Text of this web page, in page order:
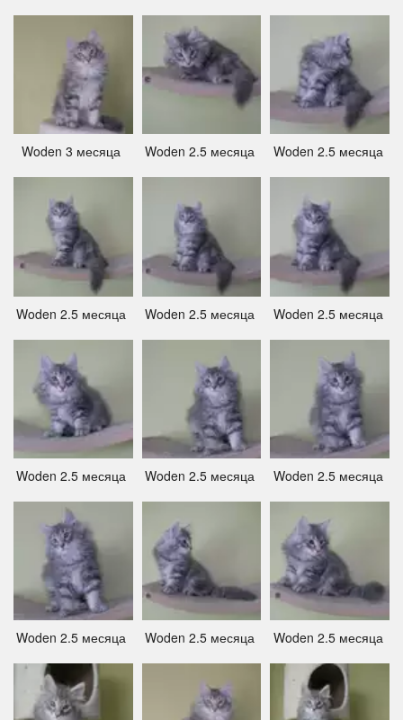
Woden 3 месяца ­ Woden 2.5 месяца ­ Woden 2.5 месяца ­
Woden 2.5 месяца ­ Woden 2.5 месяца ­ Woden 2.5 месяца ­
Woden 2.5 месяца ­ Woden 2.5 месяца ­ Woden 2.5 месяца ­
Woden 2.5 месяца ­ Woden 2.5 месяца ­ Woden 2.5 месяца ­